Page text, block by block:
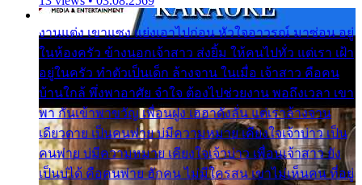
งานแต่ง เขาแซง แย่งเอาไปก่อน หัวใจอาวรณ์ มาซ่อน อยู่
ในห้องครัว ข้างนอกเจ้าสาว ส่งยิ้ม ให้คนไปทั่ว แต่เรา เฝ้า
อยู่ในครัว ทำตัวเป็นเด็ก ล้างจาน ในเมื่อ เจ้าสาว คือคน
บ้านใกล้ พึ่งพาอาศัย จำใจ ต้องไปช่วยงาน พอถึงเวลา เขา
พา กันเข้าพาขวัญ เพื่อนฝูง เฮฮาดังลั่น แต่เราล้างจาน
เดียวดาย เป็นคนพ่าย บ่มีความหมาย เคียงใจเจ้าบ่าว เป็น
คนพ่าย บ่มีความหมาย เคียงใจเจ้าบ่าว เพื่อนเจ้าสาว ยัง
เป็นบ่ได้ คือคนพ่าย ฮักคน ไม่มีใครสน เขาไม่เห็นคน ที่อยู่